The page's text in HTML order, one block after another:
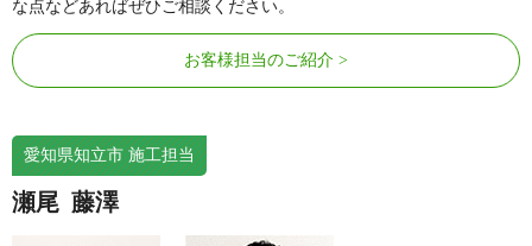
な点などあればぜひご相談ください。
お客様担当のご紹介
愛知県知立市 施工担当
瀬尾 藤澤